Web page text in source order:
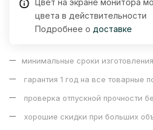
Цвет на экране монитора
цвета в действительности
Подробнее о доставке
минимальные сроки
гарантия 1 год на все товарные
проверка отпускной прочности
хорошие скидки при больших